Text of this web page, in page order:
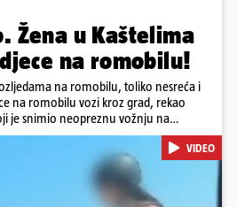
Žena u Kaštelima
na romobilu!
ozljedama na romobilu, toliko nesreća i
na romobilu vozi kroz grad, rekao
je snimio neopreznu vožnju na
kroz Kaštele. Podsjetimo, mjesec i
Metkoviću, pad s električnog romobila
Unatoč naporima liječnika KBC-a
je podlegao ozljedama
VIDEO